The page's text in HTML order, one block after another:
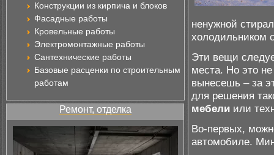
Конструкции из кирпича и блоков
Фасадные работы
Кровельные работы
Электромонтажные работы
Сантехнические работы
Базовые расценки по строительным
работам
Ремонт, отделка
ненужной
холодильником
Эти вещи
места. Но это
вынесешь – за
для решения
мебели или
Во-первых,
автомобиле.